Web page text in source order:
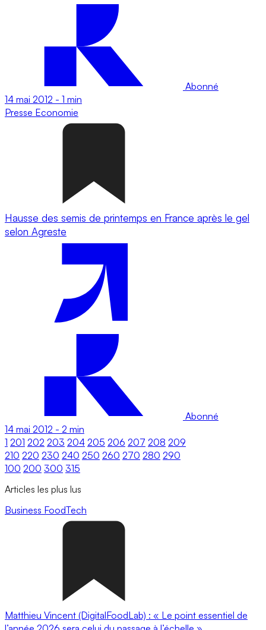
Abonné
14 mai 2012 - 1 min
Presse Economie
Hausse des semis de printemps en France après le gel
selon Agreste
Abonné
14 mai 2012 - 2 min
1 201 202 203 204 205 206 207 208 209
210 220 230 240 250 260 270 280 290
100 200 300 315
Articles les plus lus
Business FoodTech
Matthieu Vincent (DigitalFoodLab) : « Le point essentiel de